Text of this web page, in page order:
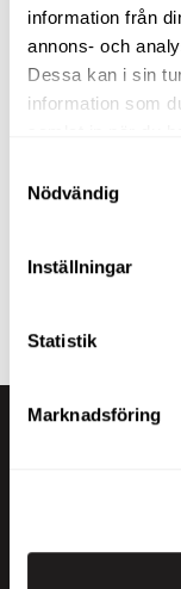
information från
annons- och
Dessa kan i sin
information som
Nödvändig
Inställningar
Statistik
Marknadsföring
Välj kategori
skogsmaskiner,
Använd
fordon efter
pris, typ av
Ta en titt på
rätt produkt för